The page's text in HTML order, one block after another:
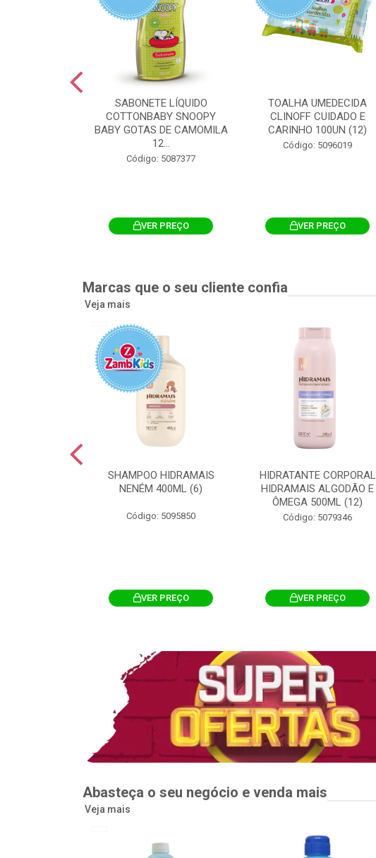
SABONETE LÍQUIDO
COTTONBABY SNOOPY
BABY GOTAS DE CAMOMILA
12...
Código: 5087377
VER PREÇO
TOALHA UMEDECIDA
CLINOFF CUIDADO E
CARINHO 100UN (12)
Código: 5096019
VER PREÇO
Marcas que o seu cliente confia
Veja mais
SHAMPOO HIDRAMAIS
NENÉM 400ML (6)
Código: 5095850
VER PREÇO
HIDRATANTE CORPORAL
HIDRAMAIS ALGODÃO E
ÔMEGA 500ML (12)
Código: 5079346
VER PREÇO
Abasteça o seu negócio e venda mais
Veja mais